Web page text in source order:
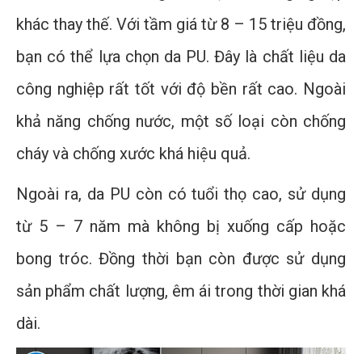
khác thay thế. Với tầm giá từ 8 – 15 triệu đồng,
bạn có thể lựa chọn da PU. Đây là chất liệu da
công nghiệp rất tốt với độ bền rất cao. Ngoài
khả năng chống nước, một số loại còn chống
cháy và chống xước khá hiệu quả.
Ngoài ra, da PU còn có tuổi thọ cao, sử dụng
từ 5 – 7 năm mà không bị xuống cấp hoặc
bong tróc. Đồng thời bạn còn được sử dụng
sản phẩm chất lượng, êm ái trong thời gian khá
dài.